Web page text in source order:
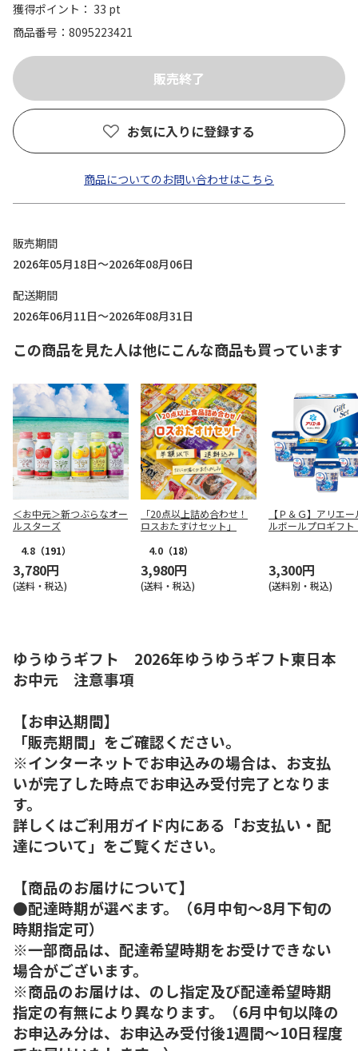
獲得ポイント： 33 pt
商品番号
8095223421
お気に入りに登録する
商品についてのお問い合わせはこちら
販売期間
2026年05月18日～2026年08月06日
配送期間
2026年06月11日～2026年08月31日
この商品を見た人は他にこんな商品も買っています
＜お中元＞新つぶらなオー
ルスターズ
4.8 （191）
3,780円
(送料・税込)
「20点以上詰め合わせ！
ロスおたすけセット」
4.0 （18）
3,980円
(送料・税込)
【Ｐ＆Ｇ】アリエ
ルボールプロギフ
3,300円
(送料別・税込)
ゆうゆうギフト 2026年ゆうゆうギフト東日本
お中元 注意事項
【お申込期間】
「販売期間」をご確認ください。
※インターネットでお申込みの場合は、お支払
いが完了した時点でお申込み受付完了となりま
す。
詳しくはご利用ガイド内にある「お支払い・配
達について」をご覧ください。
【商品のお届けについて】
●配達時期が選べます。（6月中旬～8月下旬の
時期指定可）
※一部商品は、配達希望時期をお受けできない
場合がございます。
※商品のお届けは、のし指定及び配達希望時期
指定の有無により異なります。（6月中旬以降の
お申込み分は、お申込み受付後1週間～10日程度